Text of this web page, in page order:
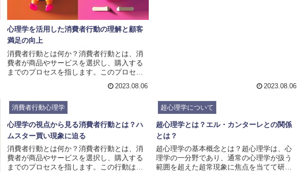
心理学を活用した消費者行動の理解と顧客
満足の向上
消費者行動とは何か？消費者行動とは、消
費者が商品やサービスを選択し、購入する
までのプロセスを指します。このプロセス
素など、さまざまな要素によって影響を受
けます。企業が効果的なマーケティング戦
略を立てるためには、消費者行動を理解す
は、心理学が役立つツールとなります。心
理学は、消費者の心理的な要素や行動の背
後にある動機や意図を解明するための科学
です。消費者のニーズや欲求を理解し、そ
れに合わせた商品やサービス...
2023.08.06 2023.08.06
消費者行動心理学
心理学の視点から見る消費者行動とは？ハ
ムスター買い現象に迫る
消費者行動とは何か？消費者行動とは、消
費者が商品やサービスを選択し、購入する
までのプロセスを指します。この行動は、
超心理学について
超心理学とは？エル・カンターレとの関係
とは？
超心理学の基本概念とは？超心理学は、心
理学の一分野であり、通常の心理学が扱う
範囲を超えた超常現象に焦点を当てて研究